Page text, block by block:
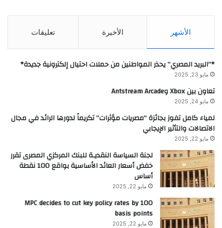
الأشهر الأخيرة تعليقات
*”البريد المصري” يحذر المواطنين من حملات احتيال إلكترونية جديدة*
مايو 23, 2025
تعاون بين Xbox وAntstream Arcade
مايو 24, 2025
لمياء كامل تفوز بجائزة “مصريات مؤثرات” تكريماً لدورها الرائد في مجال
الاتصالات والتأثير الإيجابي
مايو 22, 2025
لجنة السياسة النقديـة للبنك المركزي المصرى تقرر
خفض أسعار العائد الأساسية بواقع 100 نقطة
أساس
مايو 22, 2025
MPC decides to cut key policy rates by 100
basis points
مايو 22, 2025